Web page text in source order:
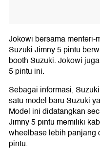
Jokowi bersama menteri-
Suzuki Jimny 5 pintu
booth Suzuki. Jokowi
5 pintu ini.
Sebagai informasi,
satu model baru Suzuki
Model ini didatangkan
Jimny 5 pintu memiliki
wheelbase lebih panjang
pintu.